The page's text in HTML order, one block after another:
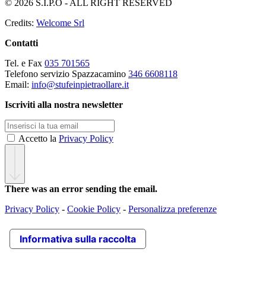
© 2026 S.I.P.O - ALL RIGHT RESERVED
Credits: Welcome Srl
Contatti
Tel. e Fax 035 701565
Telefono servizio Spazzacamino 346 6608118
Email: info@stufeinpietraollare.it
Iscriviti alla nostra newsletter
Accetto la Privacy Policy
There was an error sending the email.
Privacy Policy - Cookie Policy - Personalizza preferenze
Informativa sulla raccolta